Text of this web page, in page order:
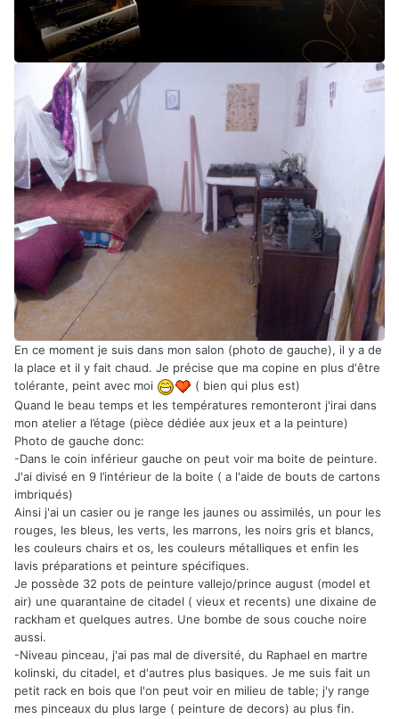
En ce moment je suis dans mon salon (photo de gauche), il y a de
la place et il y fait chaud. Je précise que ma copine en plus d'être
tolérante, peint avec moi
( bien qui plus est)
Quand le beau temps et les températures remonteront j'irai dans
mon atelier a l’étage (pièce dédiée aux jeux et a la peinture)
Photo de gauche donc:
-Dans le coin inférieur gauche on peut voir ma boite de peinture.
J'ai divisé en 9 l’intérieur de la boite ( a l'aide de bouts de cartons
imbriqués)
Ainsi j'ai un casier ou je range les jaunes ou assimilés, un pour les
rouges, les bleus, les verts, les marrons, les noirs gris et blancs,
les couleurs chairs et os, les couleurs métalliques et enfin les
lavis préparations et peinture spécifiques.
Je possède 32 pots de peinture vallejo/prince august (model et
air) une quarantaine de citadel ( vieux et recents) une dixaine de
rackham et quelques autres. Une bombe de sous couche noire
aussi.
-Niveau pinceau, j'ai pas mal de diversité, du Raphael en martre
kolinski, du citadel, et d'autres plus basiques. Je me suis fait un
petit rack en bois que l'on peut voir en milieu de table; j'y range
mes pinceaux du plus large ( peinture de decors) au plus fin.